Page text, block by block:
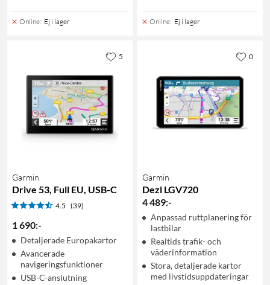
Online: Ej i lager Online: Ej i lager
Garmin
Drive 53, Full EU, USB-C
4.5 (39)
1 690:-
Detaljerade Europakartor
Avancerade
navigeringsfunktioner
USB-C-anslutning
5
Garmin
Dezl LGV720
4 489:-
Anpassad ruttplanering för
lastbilar
Realtids trafik- och
väderinformation
Stora, detaljerade kartor
med livstidsuppdateringar
0